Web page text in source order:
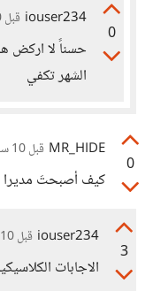
0
iouser234 قبل 10 سنوات
حسناً لا اركض
الشهر تكفي
0
MR_HIDE قبل 10 سنوات
كيف أصبحتَ مديرا
3
iouser234 قبل 10 سنوات
الاجابات